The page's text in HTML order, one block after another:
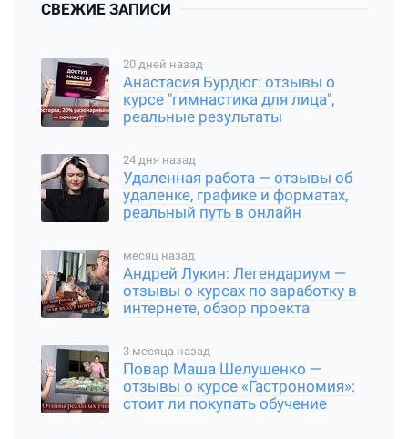
СВЕЖИЕ ЗАПИСИ
20 дней назад
Анастасия Бурдюг: отзывы о
курсе "гимнастика для лица",
реальные результаты
24 дня назад
Удаленная работа — отзывы об
удаленке, графике и форматах,
реальный путь в онлайн
месяц назад
Андрей Лукин: Легендариум —
отзывы о курсах по заработку в
интернете, обзор проекта
3 месяца назад
Повар Маша Шелушенко —
отзывы о курсе «Гастрономия»:
стоит ли покупать обучение